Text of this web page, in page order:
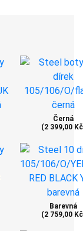
Černá
(2 399,00
Barevná
(2 759,00